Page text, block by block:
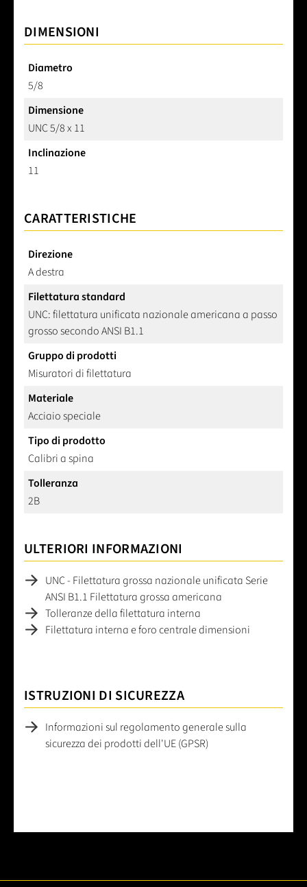
DIMENSIONI
Diametro
5/8
Dimensione
UNC 5/8 x 11
Inclinazione
11
CARATTERISTICHE
Direzione
A destra
Filettatura standard
UNC: filettatura unificata nazionale americana a passo
grosso secondo ANSI B1.1
Gruppo di prodotti
Misuratori di filettatura
Materiale
Acciaio speciale
Tipo di prodotto
Calibri a spina
Tolleranza
2B
ULTERIORI INFORMAZIONI
UNC - Filettatura grossa nazionale unificata Serie
ANSI B1.1 Filettatura grossa americana
Tolleranze della filettatura interna
Filettatura interna e foro centrale dimensioni
ISTRUZIONI DI SICUREZZA
Informazioni sul regolamento generale sulla
sicurezza dei prodotti dell'UE (GPSR)